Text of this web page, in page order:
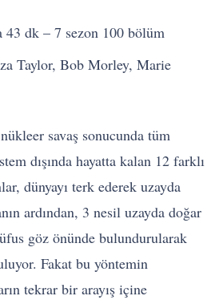
43 dk – 7 sezon 100 bölüm
Taylor, Bob Morley, Marie
savaş sonucunda tüm
dışında hayatta kalan 12 farklı
dünyayı terk ederek uzayda
ardından, 3 nesil uzayda doğar
göz önünde bulundurularak
Fakat bu yöntemin
tekrar bir arayış içine